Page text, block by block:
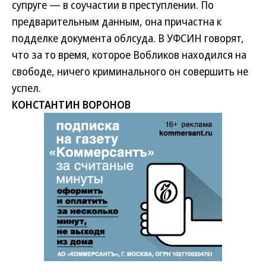
супруге — в соучастии в преступлении. По
предварительным данным, она причастна к
подделке документа облсуда. В УФСИН говорят,
что за то время, которое Вобликов находился на
свободе, ничего криминального он совершить не
успел.
КОНСТАНТИН ВОРОНОВ